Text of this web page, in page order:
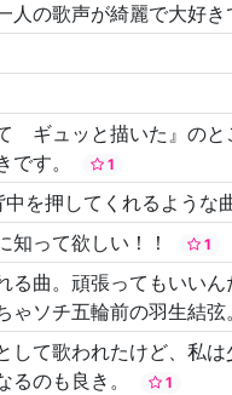
の歌声が綺麗で大好き
ュッと描いた』のと
です。
1
を押してくれるような
知って欲しい！！ 1
る曲。頑張ってもいい
ゃソチ五輪前の羽生結弦
して歌われたけど、私
るのも良き。
1